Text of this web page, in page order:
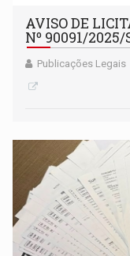
AVISO DE
Nº 90091/2025/
Publicações Legais